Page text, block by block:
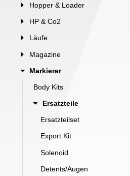
Hopper & Loader
HP & Co2
Läufe
Magazine
Markierer
Body Kits
Ersatzteile
Ersatzteilset
Export Kit
Solenoid
Detents/Augen